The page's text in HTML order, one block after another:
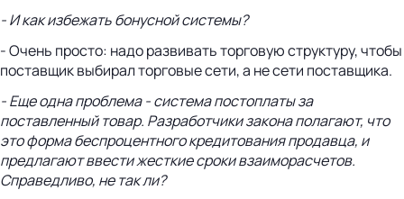
- И как избежать бонусной системы?
- Очень просто: надо развивать торговую структуру, чтобы
поставщик выбирал торговые сети, а не сети поставщика.
- Еще одна проблема - система постоплаты за
поставленный товар. Разработчики закона полагают, что
это форма беспроцентного кредитования продавца, и
предлагают ввести жесткие сроки взаиморасчетов.
Справедливо, не так ли?